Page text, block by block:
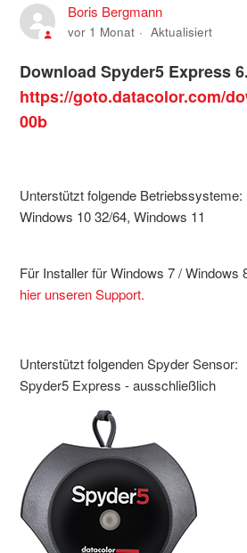
Boris Bergmann
vor 1 Monat Aktualisiert
Download Spyder5 Express
https://goto.datacolor.com/
00b
Unterstützt folgende Betriebssysteme:
Windows 10 32/64, Windows 11
Für Installer für Windows 7 / Windows
hier unseren Support.
Unterstützt folgenden Spyder Sensor:
Spyder5 Express - ausschließlich